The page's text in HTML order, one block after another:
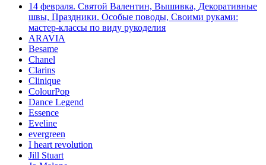
14 февраля. Святой Валентин, Вышивка, Декоративные
швы, Праздники. Особые поводы, Своими руками:
мастер-классы по виду рукоделия
ARAVIA
Besame
Chanel
Clarins
Clinique
ColourPop
Dance Legend
Essence
Eveline
evergreen
I heart revolution
Jill Stuart